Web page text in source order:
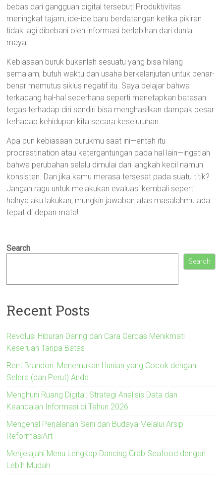
bebas dari gangguan digital tersebut! Produktivitas
meningkat tajam; ide-ide baru berdatangan ketika pikiran
tidak lagi dibebani oleh informasi berlebihan dari dunia
maya.
Kebiasaan buruk bukanlah sesuatu yang bisa hilang
semalam; butuh waktu dan usaha berkelanjutan untuk benar-
benar memutus siklus negatif itu. Saya belajar bahwa
terkadang hal-hal sederhana seperti menetapkan batasan
tegas terhadap diri sendiri bisa menghasilkan dampak besar
terhadap kehidupan kita secara keseluruhan.
Apa pun kebiasaan burukmu saat ini—entah itu
procrastination atau ketergantungan pada hal lain—ingatlah
bahwa perubahan selalu dimulai dari langkah kecil namun
konsisten. Dan jika kamu merasa tersesat pada suatu titik?
Jangan ragu untuk melakukan evaluasi kembali seperti
halnya aku lakukan; mungkin jawaban atas masalahmu ada
tepat di depan mata!
Search
Search
Recent Posts
Revolusi Hiburan Daring dan Cara Cerdas Menikmati
Keseruan Tanpa Batas
Rent Brandon: Menemukan Hunian yang Cocok dengan
Selera (dan Perut) Anda
Menghuni Ruang Digital: Strategi Analisis Data dan
Keandalan Informasi di Tahun 2026
Mengenal Perjalanan Seni dan Budaya Melalui Arsip
ReformasiArt
Menjelajahi Menu Lengkap Dancing Crab Seafood dengan
Lebih Mudah